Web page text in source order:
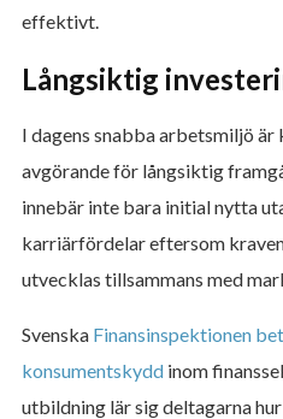
effektivt.
Långsiktig
I dagens snabba arbetsmiljö
avgörande för långsiktig
innebär inte bara initial nytta
karriärfördelar eftersom
utvecklas tillsammans med
Svenska Finansinspektionen
konsumentskyddinom
utbildning lär sig deltagarna